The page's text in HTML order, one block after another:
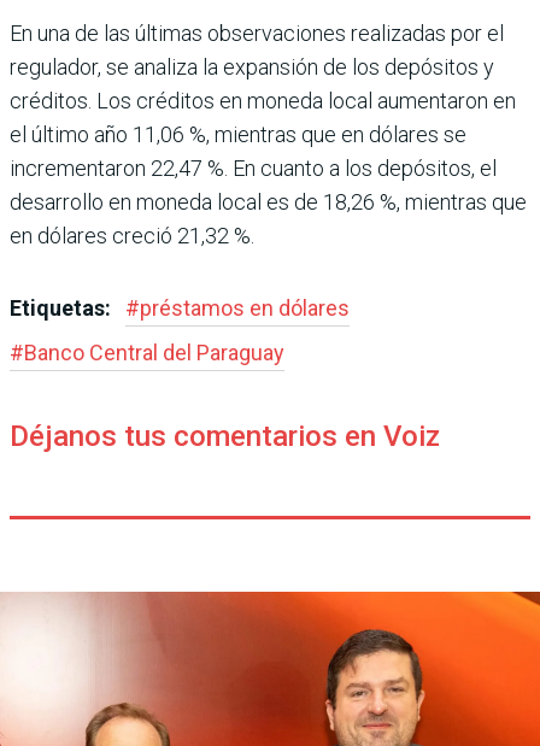
En una de las últimas observa­ciones realizadas por el
regu­lador, se analiza la expansión de los depósitos y
créditos. Los créditos en moneda local aumentaron en
el último año 11,06 %, mientras que en dóla­res se
incrementaron 22,47 %. En cuanto a los depósitos, el
desarrollo en moneda local es de 18,26 %, mientras que
en dólares creció 21,32 %.
Etiquetas: #préstamos en dólares
#Banco Central del Paraguay
Déjanos tus comentarios en Voiz